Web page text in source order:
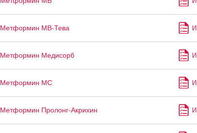
Метформин МВ-Тева
Метформин Медисорб
Метформин МС
Метформин Пролонг-Акрихин